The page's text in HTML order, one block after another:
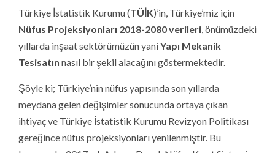
Türkiye İstatistik Kurumu (TÜİK)’in, Türkiye’miz için
Nüfus Projeksiyonları 2018-2080 verileri, önümüzdeki
yıllarda inşaat sektörümüzün yaniYapı Mekanik
Tesisatın nasıl bir şekil alacağını göstermektedir.
Şöyle ki; Türkiye’nin nüfus yapısında son yıllarda
meydana gelen değişimler sonucunda ortaya çıkan
ihtiyaç ve Türkiye İstatistik Kurumu Revizyon Politikası
gereğince nüfus projeksiyonları yenilenmiştir. Bu